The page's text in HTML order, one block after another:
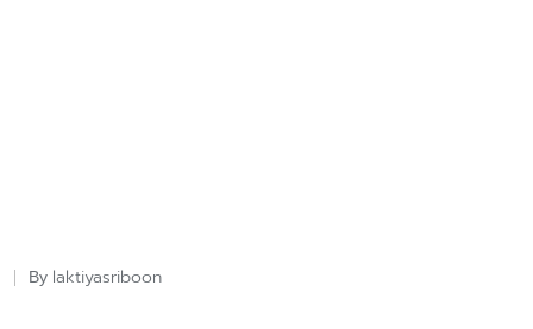
Posted
By laktiyasriboon